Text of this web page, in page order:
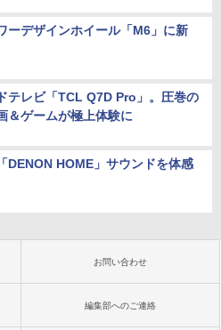
ーデザインホイール「M6」に新
テレビ「TCL Q7D Pro」。圧巻の
＆ゲームが極上体験に
DENON HOME」サウンドを体感
お問い合わせ
編集部へのご連絡